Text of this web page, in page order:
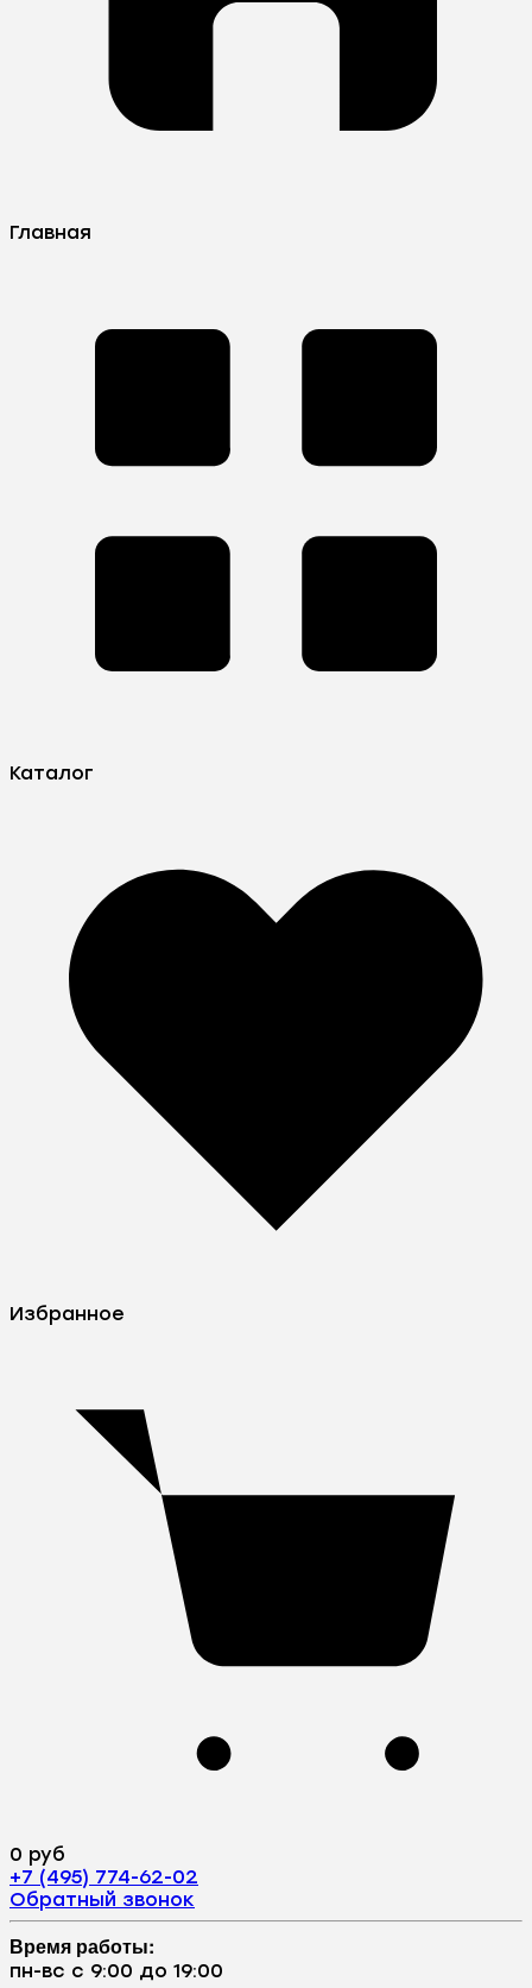
Главная
Каталог
Избранное
0 руб
+7 (495) 774-62-02
Обратный звонок
Время работы:
пн-вс с 9:00 до 19:00